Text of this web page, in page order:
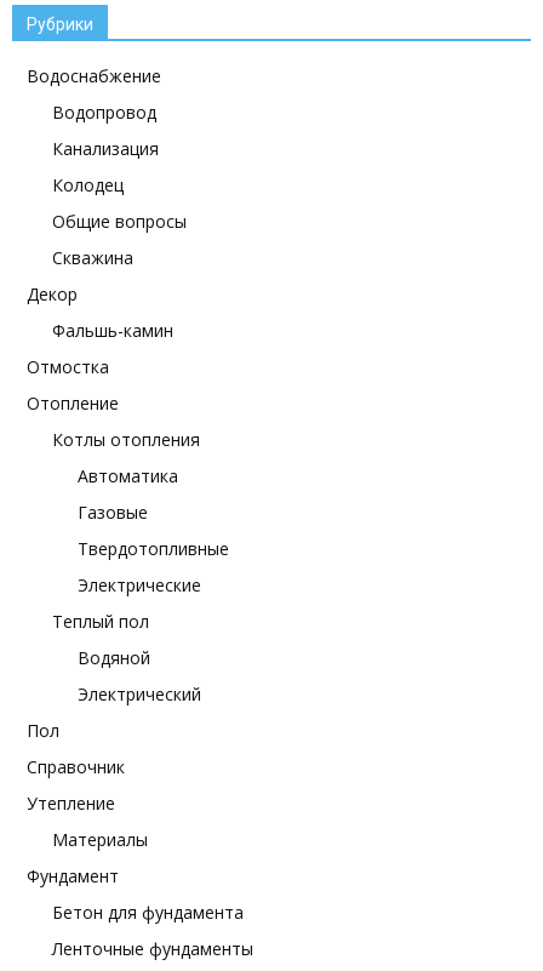
Рубрики
Водоснабжение
Водопровод
Канализация
Колодец
Общие вопросы
Скважина
Декор
Фальшь-камин
Отмостка
Отопление
Котлы отопления
Автоматика
Газовые
Твердотопливные
Электрические
Теплый пол
Водяной
Электрический
Пол
Справочник
Утепление
Материалы
Фундамент
Бетон для фундамента
Ленточные фундаменты